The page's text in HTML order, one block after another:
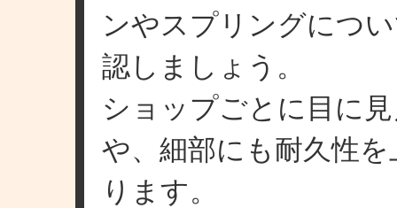
ンやスプリングにつ
認しましょう。
ショップごとに目に
や、細部にも耐久性
ります。